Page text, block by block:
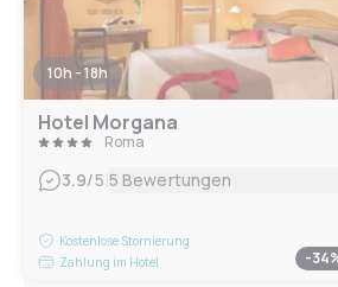
10h - 18h
Hotel Morgana
Roma
3.9/5 5 Bewertungen
Kostenlose Stornierung
Zahlung im Hotel
-34